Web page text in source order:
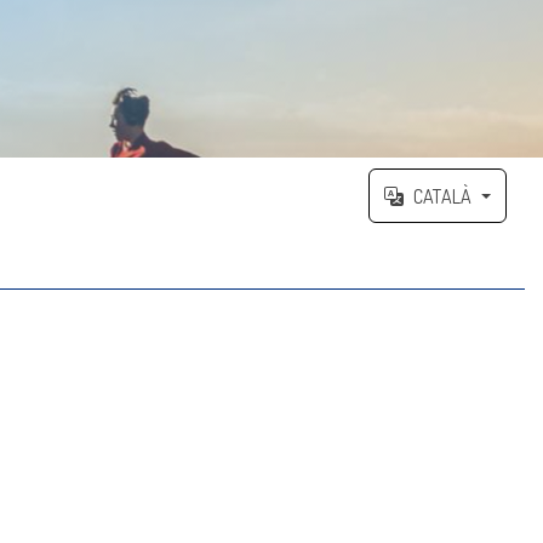
CATALÀ